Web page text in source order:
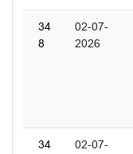
34
8
02-07-
2026
34
02-07-